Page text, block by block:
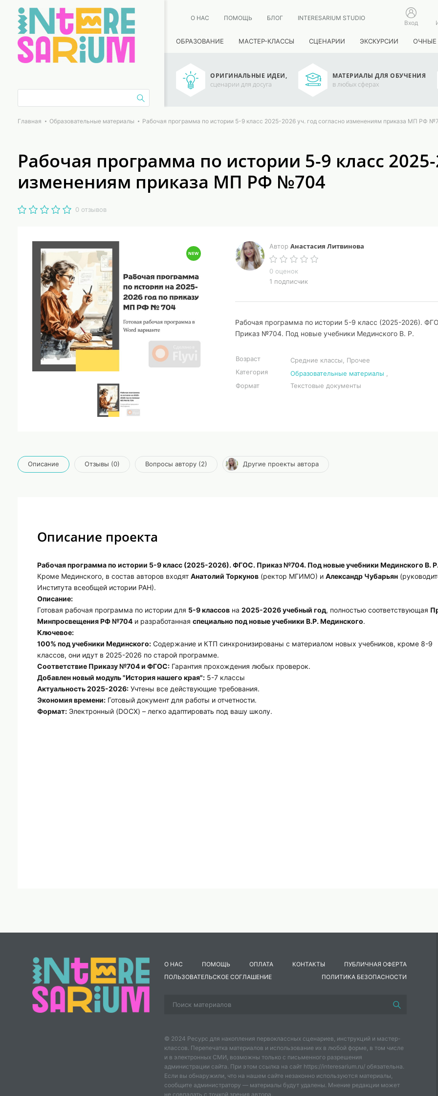
О НАС ПОМОЩЬ БЛОГ INTERESARIUM STUDIO
Вход
ОБРАЗОВАНИЕ МАСТЕР-КЛАССЫ СЦЕНАРИИ ЭКСКУРСИИ ОЧНЫЕ
ОРИГИНАЛЬНЫЕ ИДЕИ,
сценарии для досуга
МАТЕРИАЛЫ ДЛЯ ОБУЧЕНИЯ
в любых сферах
Главная Образовательные материалы Рабочая программа по истории 5-9 класс 2025-2026 уч. год согласно изменениям приказа МП РФ
Рабочая программа по истории 5-9 класс
изменениям приказа МП РФ №704
0 отзывов
Автор Анастасия Литвинова
0 оценок
1 подписчик
Рабочая программа по истории 5-9 класс (2025-2026).
Приказ №704. Под новые учебники Мединского В. Р.
Возраст
Средние классы, Прочее
Категория
Образовательные материалы
Формат
Текстовые документы
Описание Отзывы (0) Вопросы автору (2) Другие проекты автора
Описание проекта
Рабочая программа по истории 5-9 класс (2025-2026). ФГОС. Приказ №704. Под новые учебники Мединского В. Р.
Кроме Мединского, в состав авторов входят Анатолий Торкунов (ректор МГИМО) и Александр Чубарьян
Института всеобщей истории РАН).
Описание:
Готовая рабочая программа по истории для 5-9 классов на 2025-2026 учебный год, полностью соответствующая
Минпросвещения РФ №704 и разработанная специально под новые учебники В.Р. Мединского.
Ключевое:
100% под учебники Мединского: Содержание и КТП синхронизированы с материалом новых учебников, кроме 8-9
классов, они идут в 2025-2026 по старой программе.
Соответствие Приказу №704 и ФГОС: Гарантия прохождения любых проверок.
Добавлен новый модуль "История нашего края": 5-7 классы
Актуальность 2025-2026: Учтены все действующие требования.
Экономия времени: Готовый документ для работы и отчетности.
Формат: Электронный (DOCX) – легко адаптировать под вашу школу.
О НАС ПОМОЩЬ ОПЛАТА КОНТАКТЫ
ПУБЛИЧНАЯ ОФЕРТА
ПОЛЬЗОВАТЕЛЬСКОЕ СОГЛАШЕНИЕ
ПОЛИТИКА БЕЗОПАСНОСТИ
© 2024 Ресурс для накопления первоклассных сценариев, инструкций и мастер-
классов. Перепечатка материалов и использование их в любой форме, в том числе
и в электронных СМИ, возможны только с письменного разрешения
администрации сайта. При этом ссылка на сайт https://interesarium.ru/ обязательна.
Если вы обнаружили, что на нашем сайте незаконно используются материалы,
сообщите администратору — материалы будут удалены. Мнение редакции может
не совпадать с точкой зрения автора.